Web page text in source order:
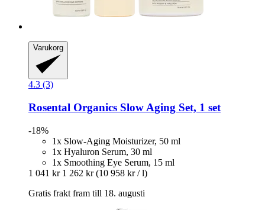
Varukorg
4.3 (3)
Rosental Organics Slow Aging Set, 1 set
-18%
1x Slow-Aging Moisturizer, 50 ml
1x Hyaluron Serum, 30 ml
1x Smoothing Eye Serum, 15 ml
1 041 kr 1 262 kr (10 958 kr / l)
Gratis frakt fram till 18. augusti